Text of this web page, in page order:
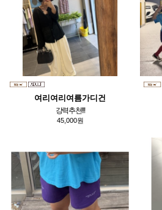
여리여리여름가디건
강력추천!!!
45,000원